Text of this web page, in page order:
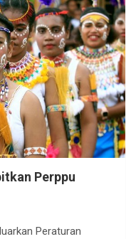
Perppu
Peraturan